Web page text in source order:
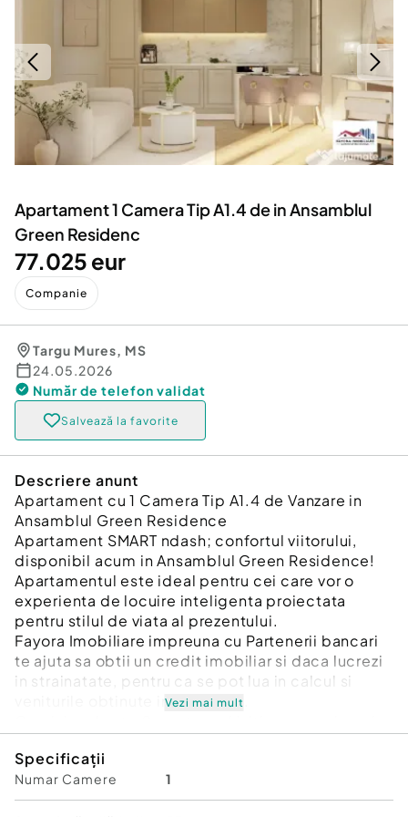
Animale de companie
Afaceri și echipamente profesionale
Inchiriere Bunuri si Vehicule
Piese auto si accesorii
Dacia Duster
Apartament 1 Camera Tip A1.4 de in Ansamblul
Green Residenc
77.025 eur
Companie
Targu Mures, MS
24.05.2026
Număr de telefon validat
Salvează la favorite
Descriere anunt
Apartament cu 1 Camera Tip A1.4 de Vanzare in
Ansamblul Green Residence
Apartament SMART ndash; confortul viitorului,
disponibil acum in Ansamblul Green Residence!
Apartamentul este ideal pentru cei care vor o
experienta de locuire inteligenta proiectata
pentru stilul de viata al prezentului.
Fayora Imobiliare impreuna cu Partenerii bancari
te ajuta sa obtii un credit imobiliar si daca lucrezi
in strainatate, pentru ca se pot lua in calcul si
veniturile obtinute in afara tarii.
Apartamentele Tip A1.4 au spatii largi avand
suprafata utila cu terasa inclusa de 52,66 mp,
fiind compuse din: o camera, bucatarie, baie, hol
Vezi mai mult
Specificații
Numar Camere 1